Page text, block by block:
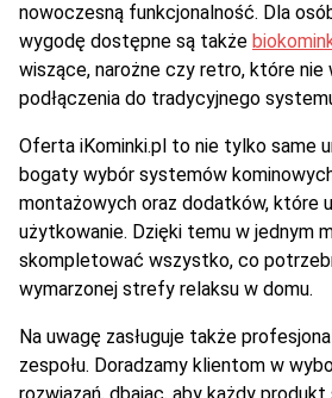
nowoczesną funkcjonalność. Dla
wygodę dostępne są także
wiszące, narożne czy retro, które nie
podłączenia do tradycyjnego
Oferta iKominki.pl to nie tylko same
bogaty wybór systemów
montażowych oraz dodatków, które
użytkowanie. Dzięki temu w jednym
skompletować wszystko, co
wymarzonej strefy relaksu w domu.
Na uwagę zasługuje także
zespołu. Doradzamy klientom w